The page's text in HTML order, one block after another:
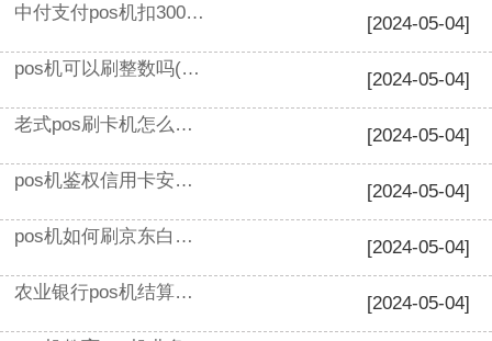
[2024-05-04]
中付支付pos机扣300手续费(pos机刷一万扣多少手续费)
[2024-05-04]
pos机可以刷整数吗(刷pos不小心刷了个整数)
[2024-05-04]
老式pos刷卡机怎么安装打印纸(pos机有纸却显示缺纸)
[2024-05-04]
pos机鉴权信用卡安全吗(刷卡机认证信用卡有何风险)
[2024-05-04]
pos机如何刷京东白条的钱(pos机套白条都能刷出来吗)
[2024-05-04]
农业银行pos机结算卡(pos机结算卡是什么意思)